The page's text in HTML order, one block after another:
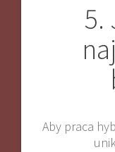
5.
Aby praca